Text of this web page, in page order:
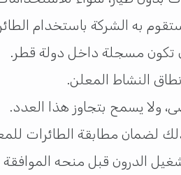
به الشركة باستخدام
تكون مسجلة داخل دولة قطر.
النشاط المعلن.
لضمان مطابقة الطائرات
الدرون قبل منحه الموافقة